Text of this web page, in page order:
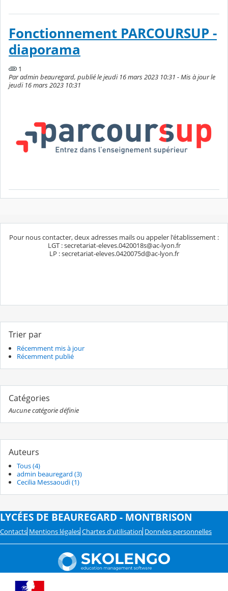
Fonctionnement PARCOURSUP -
diaporama
1
Par admin beauregard, publié le jeudi 16 mars 2023 10:31 - Mis à jour le
jeudi 16 mars 2023 10:31
Pour nous contacter, deux adresses mails ou appeler l'établissement :
LGT : secretariat-eleves.0420018s@ac-lyon.fr
LP : secretariat-eleves.0420075d@ac-lyon.fr
Trier par
Récemment mis à jour
Récemment publié
Catégories
Aucune catégorie définie
Auteurs
Tous (4)
admin beauregard (3)
Cecilia Messaoudi (1)
LYCÉES DE BEAUREGARD - MONTBRISON
Contacts Mentions légales Chartes d'utilisation Données personnelles